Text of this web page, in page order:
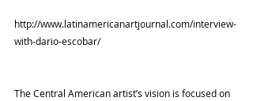
http://www.latinamericanartjournal.com/interview-
with-dario-escobar/
The Central American artist’s vision is focused on